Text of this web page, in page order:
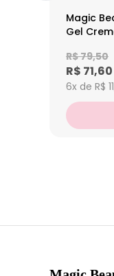
Magic
Gel
R$ 79,50
R$ 71,60
6x de R$